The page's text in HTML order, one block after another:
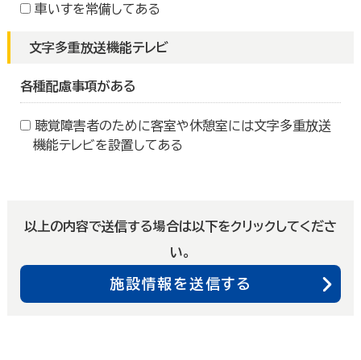
車いすを常備してある
文字多重放送機能テレビ
各種配慮事項がある
聴覚障害者のために客室や休憩室には文字多重放送
機能テレビを設置してある
以上の内容で送信する場合は以下をクリックしてくださ
い。
施設情報を送信する